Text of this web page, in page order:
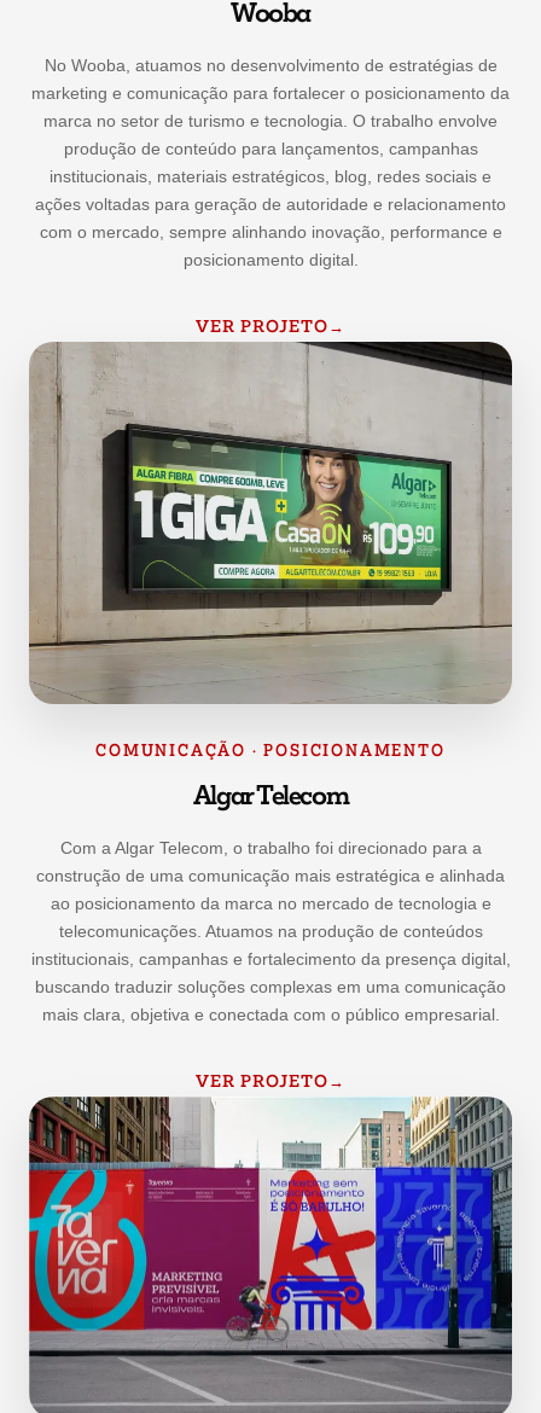
Wooba
No Wooba, atuamos no desenvolvimento de estratégias de
marketing e comunicação para fortalecer o posicionamento da
marca no setor de turismo e tecnologia. O trabalho envolve
produção de conteúdo para lançamentos, campanhas
institucionais, materiais estratégicos, blog, redes sociais e
ações voltadas para geração de autoridade e relacionamento
com o mercado, sempre alinhando inovação, performance e
posicionamento digital.
VER PROJETO→
COMUNICAÇÃO · POSICIONAMENTO
Algar Telecom
Com a Algar Telecom, o trabalho foi direcionado para a
construção de uma comunicação mais estratégica e alinhada
ao posicionamento da marca no mercado de tecnologia e
telecomunicações. Atuamos na produção de conteúdos
institucionais, campanhas e fortalecimento da presença digital,
buscando traduzir soluções complexas em uma comunicação
mais clara, objetiva e conectada com o público empresarial.
VER PROJETO→